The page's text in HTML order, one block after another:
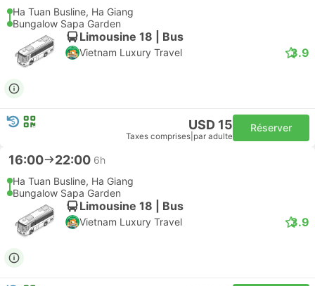
Ha Tuan Busline, Ha Giang
Bungalow Sapa Garden
Limousine 18 | Bus
Vietnam Luxury Travel 3.9
USD 15
Taxes comprises par adulte
Réserver
16:00 22:00 6h
Ha Tuan Busline, Ha Giang
Bungalow Sapa Garden
Limousine 18 | Bus
Vietnam Luxury Travel 3.9